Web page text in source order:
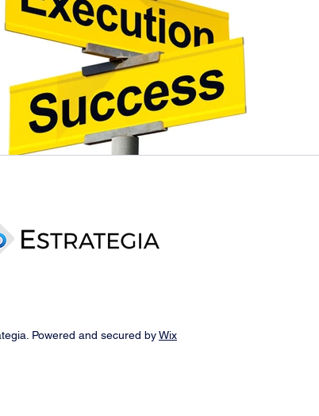
Powered and secured byWix